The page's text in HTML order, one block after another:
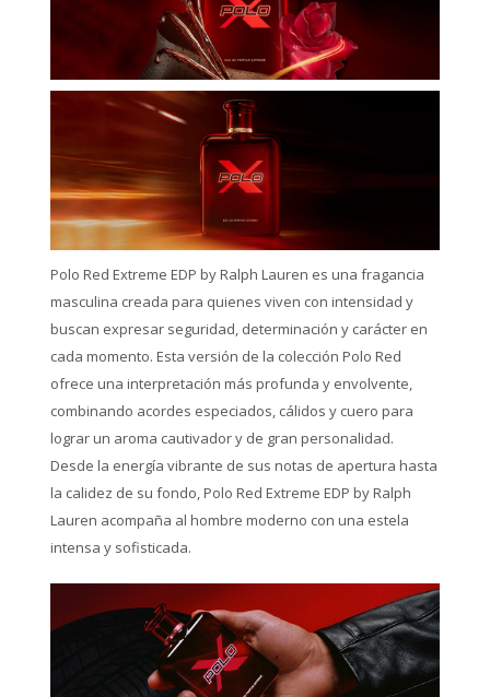
Polo Red Extreme EDP by Ralph Lauren es una fragancia
masculina creada para quienes viven con intensidad y
buscan expresar seguridad, determinación y carácter en
cada momento. Esta versión de la colección Polo Red
ofrece una interpretación más profunda y envolvente,
combinando acordes especiados, cálidos y cuero para
lograr un aroma cautivador y de gran personalidad.
Desde la energía vibrante de sus notas de apertura hasta
la calidez de su fondo, Polo Red Extreme EDP by Ralph
Lauren acompaña al hombre moderno con una estela
intensa y sofisticada.